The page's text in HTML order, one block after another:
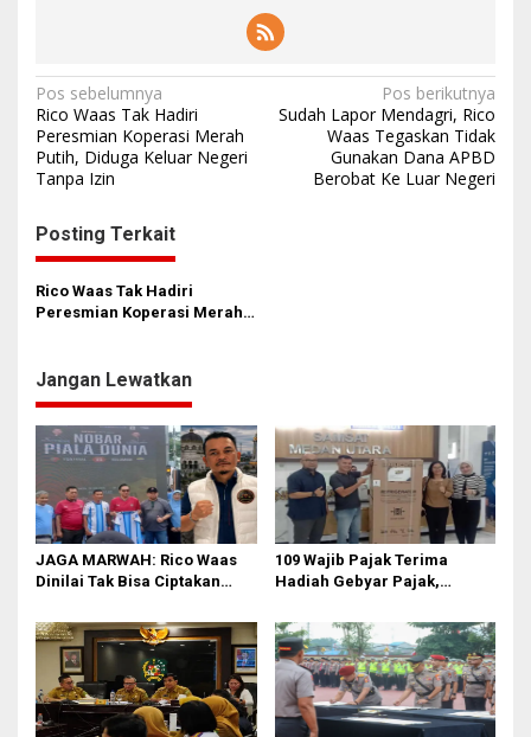
N
a
v
g
a
s
p
o
s
Pos sebelumnya
Rico Waas Tak Hadiri
Peresmian Koperasi Merah
Putih, Diduga Keluar Negeri
Tanpa Izin
Pos berikutnya
Sudah Lapor Mendagri, Rico
Waas Tegaskan Tidak
Gunakan Dana APBD
Berobat Ke Luar Negeri
Posting Terkait
Rico Waas Tak Hadiri
Peresmian Koperasi Merah
Jangan Lewatkan
JAGA MARWAH: Rico Waas
Dinilai Tak Bisa Ciptakan
Jangan Bungkam
109 Wajib Pajak Terima
Hadiah Gebyar Pajak,
Masyarakat Bayar PKB Tepat
Waktu